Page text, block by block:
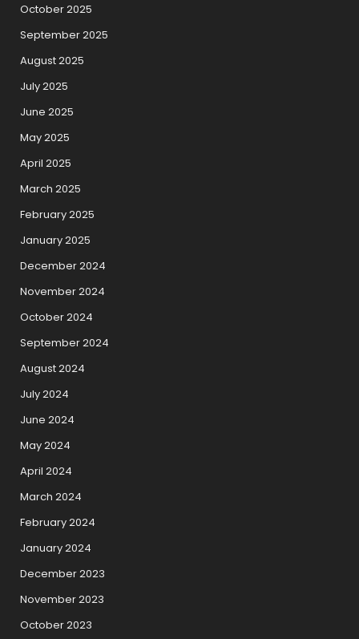
October 2025
September 2025
August 2025
July 2025
June 2025
May 2025
April 2025
March 2025
February 2025
January 2025
December 2024
November 2024
October 2024
September 2024
August 2024
July 2024
June 2024
May 2024
April 2024
March 2024
February 2024
January 2024
December 2023
November 2023
October 2023